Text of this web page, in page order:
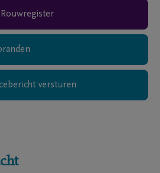
Rouwregister
versturen